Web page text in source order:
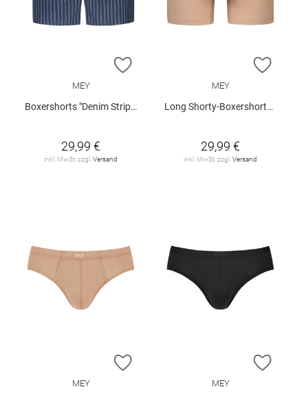
ZUR WUNSCHLISTE HINZUFÜGEN
MEY
Boxershorts "Denim Stripes"
29,99 €
inkl. MwSt. zzgl.Versand
ZUR
MEY
Long Shorty-Boxershorts "Business Class"
29,99 €
inkl. MwSt. zzgl.Versand
ZUR WUNSCHLISTE HINZUFÜGEN
MEY
ZUR
MEY